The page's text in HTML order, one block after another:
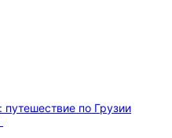
по Грузии